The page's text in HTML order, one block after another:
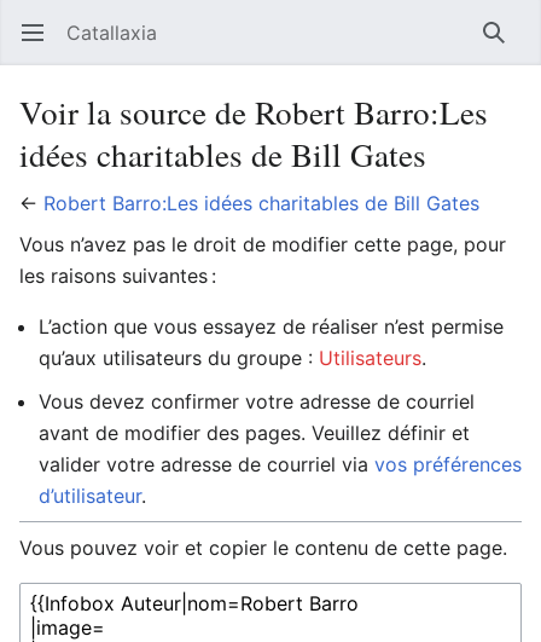
Ouvrir le menu principal Catallaxia
Voir la source de Robert Barro:Les
idées charitables de Bill Gates
← Robert Barro:Les idées charitables de Bill Gates
Vous n’avez pas le droit de modifier cette page, pour
les raisons suivantes :
L’action que vous essayez de réaliser n’est permise
qu’aux utilisateurs du groupe : Utilisateurs.
Vous devez confirmer votre adresse de courriel
avant de modifier des pages. Veuillez définir et
valider votre adresse de courriel via vos préférences
d’utilisateur.
Vous pouvez voir et copier le contenu de cette page.